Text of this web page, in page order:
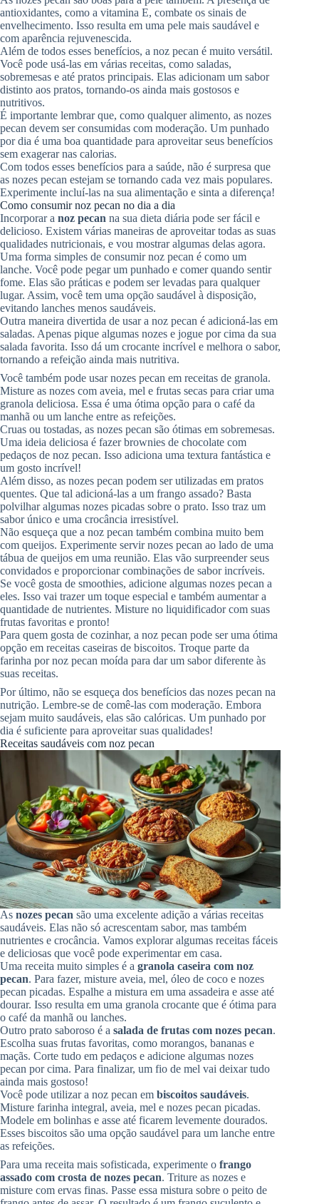
antioxidantes, como a vitamina E, combate os sinais de
envelhecimento. Isso resulta em uma pele mais saudável e
com aparência rejuvenescida.
Além de todos esses benefícios, a noz pecan é muito versátil.
Você pode usá-las em várias receitas, como saladas,
sobremesas e até pratos principais. Elas adicionam um sabor
distinto aos pratos, tornando-os ainda mais gostosos e
nutritivos.
É importante lembrar que, como qualquer alimento, as nozes
pecan devem ser consumidas com moderação. Um punhado
por dia é uma boa quantidade para aproveitar seus benefícios
sem exagerar nas calorias.
Com todos esses benefícios para a saúde, não é surpresa que
as nozes pecan estejam se tornando cada vez mais populares.
Experimente incluí-las na sua alimentação e sinta a diferença!
Como consumir noz pecan no dia a dia
Incorporar a noz pecan na sua dieta diária pode ser fácil e
delicioso. Existem várias maneiras de aproveitar todas as suas
qualidades nutricionais, e vou mostrar algumas delas agora.
Uma forma simples de consumir noz pecan é como um
lanche. Você pode pegar um punhado e comer quando sentir
fome. Elas são práticas e podem ser levadas para qualquer
lugar. Assim, você tem uma opção saudável à disposição,
evitando lanches menos saudáveis.
Outra maneira divertida de usar a noz pecan é adicioná-las em
saladas. Apenas pique algumas nozes e jogue por cima da sua
salada favorita. Isso dá um crocante incrível e melhora o sabor,
tornando a refeição ainda mais nutritiva.
Você também pode usar nozes pecan em receitas de granola.
Misture as nozes com aveia, mel e frutas secas para criar uma
granola deliciosa. Essa é uma ótima opção para o café da
manhã ou um lanche entre as refeições.
Cruas ou tostadas, as nozes pecan são ótimas em sobremesas.
Uma ideia deliciosa é fazer brownies de chocolate com
pedaços de noz pecan. Isso adiciona uma textura fantástica e
um gosto incrível!
Além disso, as nozes pecan podem ser utilizadas em pratos
quentes. Que tal adicioná-las a um frango assado? Basta
polvilhar algumas nozes picadas sobre o prato. Isso traz um
sabor único e uma crocância irresistível.
Não esqueça que a noz pecan também combina muito bem
com queijos. Experimente servir nozes pecan ao lado de uma
tábua de queijos em uma reunião. Elas vão surpreender seus
convidados e proporcionar combinações de sabor incríveis.
Se você gosta de smoothies, adicione algumas nozes pecan a
eles. Isso vai trazer um toque especial e também aumentar a
quantidade de nutrientes. Misture no liquidificador com suas
frutas favoritas e pronto!
Para quem gosta de cozinhar, a noz pecan pode ser uma ótima
opção em receitas caseiras de biscoitos. Troque parte da
farinha por noz pecan moída para dar um sabor diferente às
suas receitas.
Por último, não se esqueça dos benefícios das nozes pecan na
nutrição. Lembre-se de comê-las com moderação. Embora
sejam muito saudáveis, elas são calóricas. Um punhado por
dia é suficiente para aproveitar suas qualidades!
Receitas saudáveis com noz pecan
As nozes pecan são uma excelente adição a várias receitas
saudáveis. Elas não só acrescentam sabor, mas também
nutrientes e crocância. Vamos explorar algumas receitas fáceis
e deliciosas que você pode experimentar em casa.
Uma receita muito simples é a granola caseira com noz
pecan. Para fazer, misture aveia, mel, óleo de coco e nozes
pecan picadas. Espalhe a mistura em uma assadeira e asse até
dourar. Isso resulta em uma granola crocante que é ótima para
o café da manhã ou lanches.
Outro prato saboroso é a salada de frutas com nozes pecan.
Escolha suas frutas favoritas, como morangos, bananas e
maçãs. Corte tudo em pedaços e adicione algumas nozes
pecan por cima. Para finalizar, um fio de mel vai deixar tudo
ainda mais gostoso!
Você pode utilizar a noz pecan em biscoitos saudáveis.
Misture farinha integral, aveia, mel e nozes pecan picadas.
Modele em bolinhas e asse até ficarem levemente dourados.
Esses biscoitos são uma opção saudável para um lanche entre
as refeições.
Para uma receita mais sofisticada, experimente o frango
assado com crosta de nozes pecan. Triture as nozes e
misture com ervas finas. Passe essa mistura sobre o peito de